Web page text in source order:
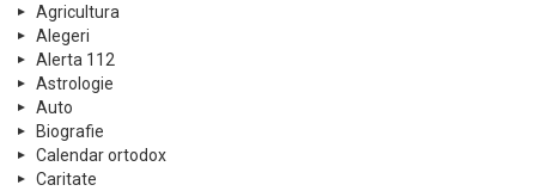
Agricultura
Alegeri
Alerta 112
Astrologie
Auto
Biografie
Calendar ortodox
Caritate